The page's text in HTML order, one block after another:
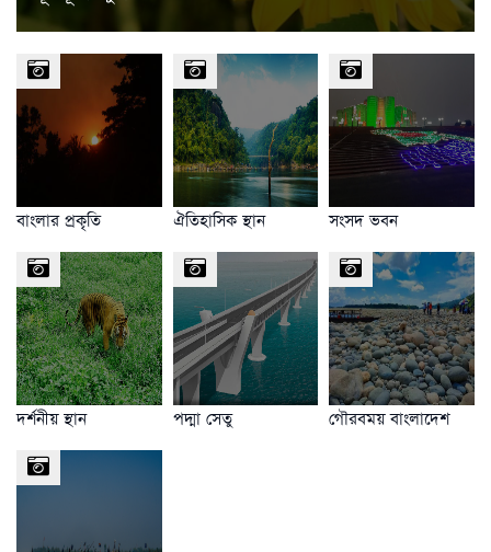
বাংলার প্রকৃতি ঐতিহাসিক স্থান সংসদ ভবন
দর্শনীয় স্থান পদ্মা সেতু গৌরবময় বাংলাদেশ